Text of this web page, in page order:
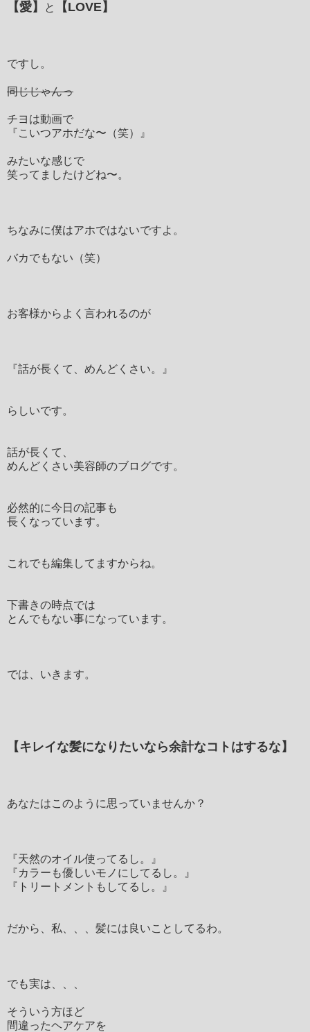
【愛】 と 【LOVE】
ですし。
同じじゃんっ
チヨは動画で
『こいつアホだな〜（笑）』
みたいな感じで
笑ってましたけどね〜。
ちなみに僕はアホではないですよ。
バカでもない（笑）
お客様からよく言われるのが
『話が長くて、めんどくさい。』
らしいです。
話が長くて、
めんどくさい美容師のブログです。
必然的に今日の記事も
長くなっています。
これでも編集してますからね。
下書きの時点では
とんでもない事になっています。
では、いきます。
【キレイな髪になりたいなら余計なコトはするな】
あなたはこのように思っていませんか？
『天然のオイル使ってるし。』
『カラーも優しいモノにしてるし。』
『トリートメントもしてるし。』
だから、私、、、髪には良いことしてるわ。
でも実は、、、
そういう方ほど
間違ったヘアケアを